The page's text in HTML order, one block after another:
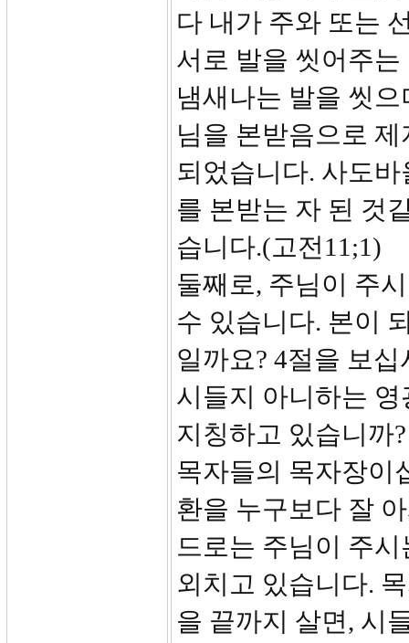
다 내가 주와 또는
서로 발을 씻어주는
냄새나는 발을 씻
님을 본받음으로
되었습니다. 사도
를 본받는 자 된 것
습니다.(고전11;1)
둘째로, 주님이 주
수 있습니다. 본이
일까요? 4절을 보
시들지 아니하는
지칭하고 있습니까
목자들의 목자장이
환을 누구보다 잘
드로는 주님이 주
외치고 있습니다.
을 끝까지 살면, 시